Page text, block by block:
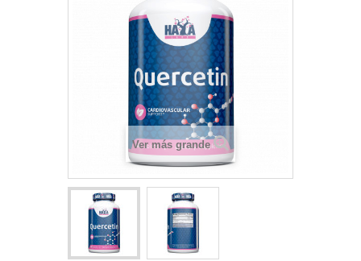
Ver más grande